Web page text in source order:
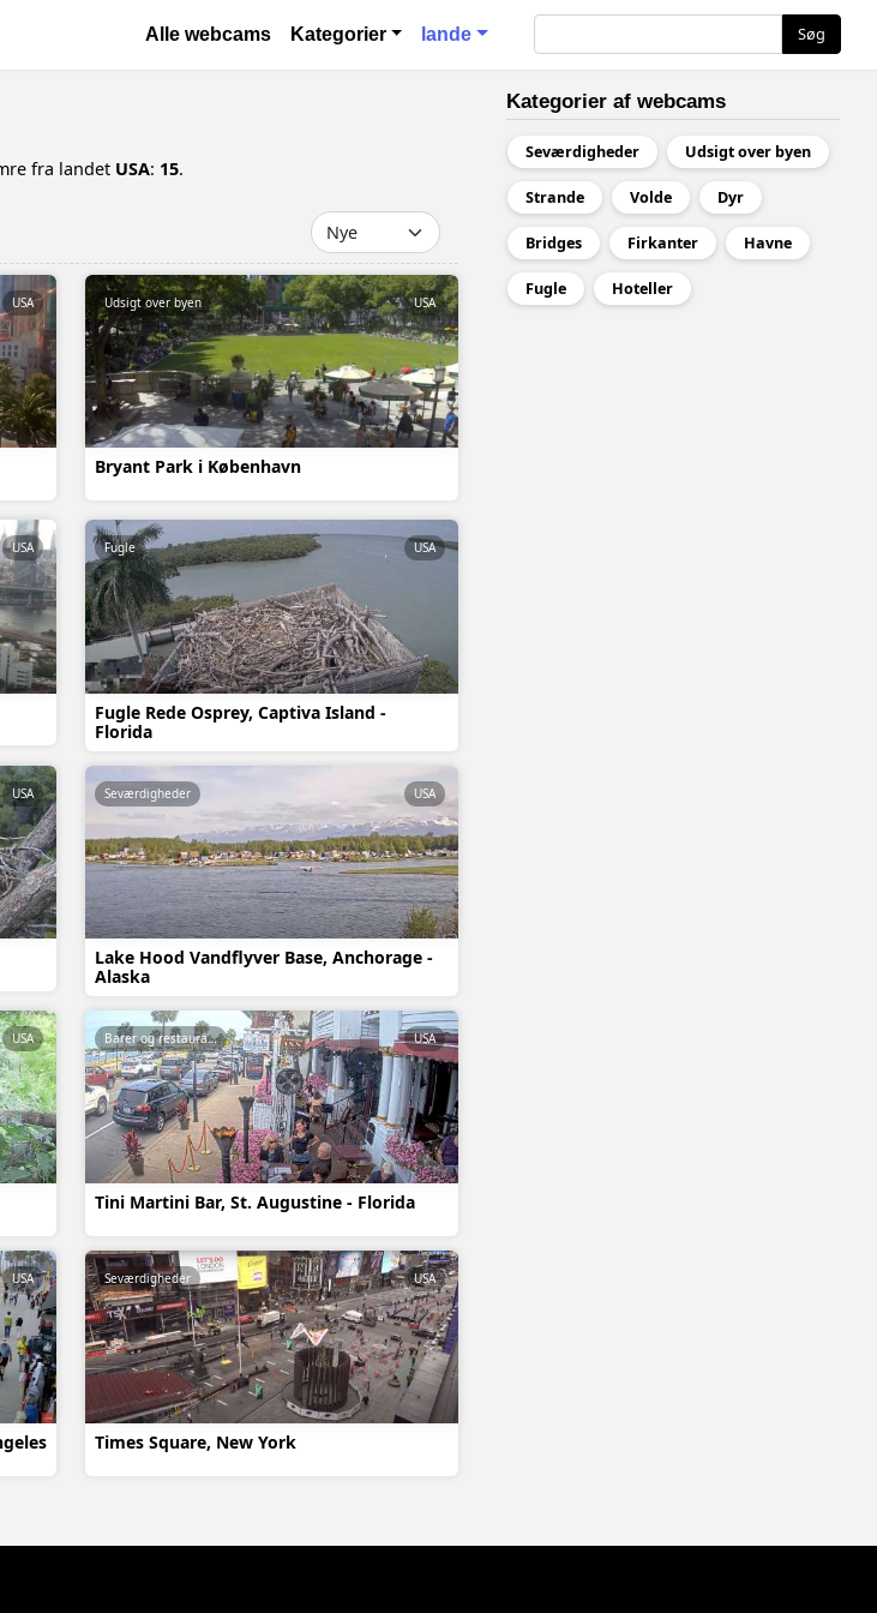
Основная навигация
Alle webcams Kategorier lande Søg
fra landet USA: 15.
USA
Bryant Park i København
Udsigt over byen USA
USA
Fugle Rede Osprey, Captiva Island -
Florida
Fugle USA
USA
Lake Hood Vandflyver Base, Anchorage -
Alaska
Seværdigheder USA
USA
Tini Martini Bar, St. Augustine - Florida
Barer og restauranter USA
USA
Times Square, New York
Seværdigheder USA
Kategorier af webcams
Seværdigheder Udsigt over byen
Strande Volde Dyr
Bridges Firkanter Havne
Fugle Hoteller